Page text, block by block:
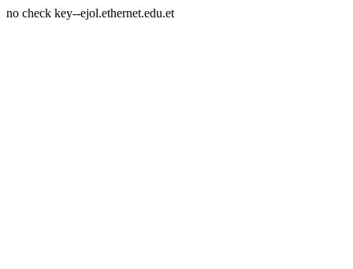
no check key--ejol.ethernet.edu.et